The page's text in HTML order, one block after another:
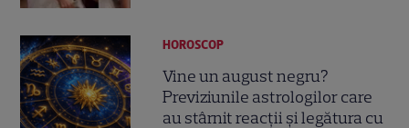
HOROSCOP
Vine un august negru?
Previziunile astrologilor care
au stârnit reacții și legătura cu